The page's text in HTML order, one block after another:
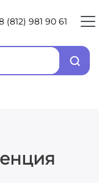
(812) 981 90 61